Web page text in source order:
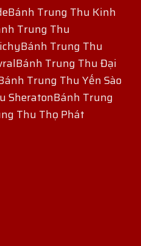
Bánh Trung Thu Kinh
Trung Thu
Bánh Trung Thu
Bánh Trung Thu Đại
Trung Thu Yến Sào
SheratonBánh Trung
Thu Thọ Phát